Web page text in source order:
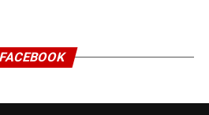
FACEBOOK